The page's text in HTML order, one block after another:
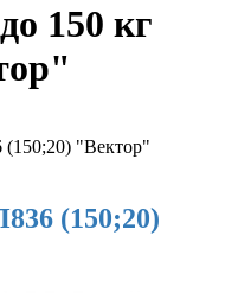
150 кг
"Вектор"
(150;20)